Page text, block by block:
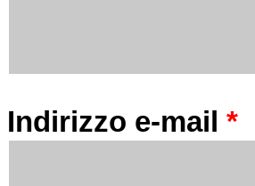
Indirizzo e-mail *